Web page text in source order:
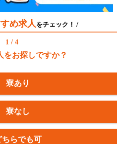
め求人をチェック！ /
1 / 4
をお探しですか？
寮あり
寮なし
ちらでも可